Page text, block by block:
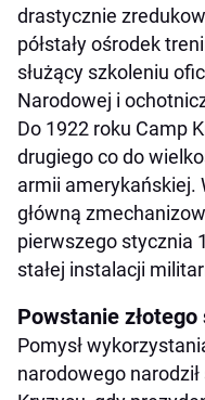
drastycznie
półstały ośrodek
służący szkoleniu
Narodowej i
Do 1922 roku Camp
drugiego co do
armii amerykańskiej.
główną
pierwszego stycznia
stałej instalacji
Powstanie złotego
Pomysł
narodowego